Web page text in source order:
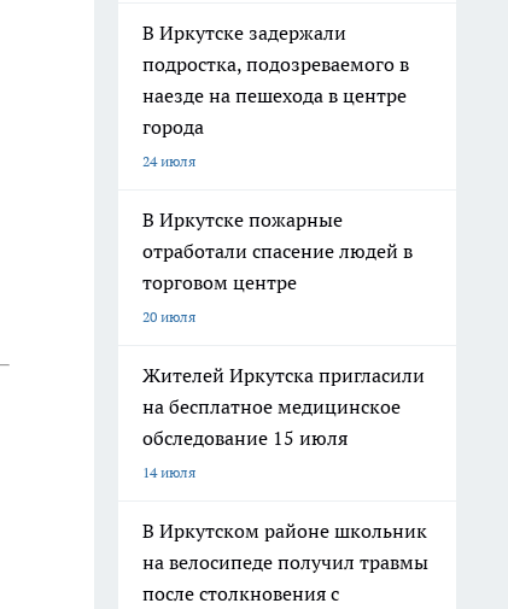
В Иркутске задержали
подростка, подозреваемого в
наезде на пешехода в центре
города
24 июля
В Иркутске пожарные
отработали спасение людей в
торговом центре
20 июля
Жителей Иркутска пригласили
на бесплатное медицинское
обследование 15 июля
14 июля
В Иркутском районе школьник
на велосипеде получил травмы
после столкновения с